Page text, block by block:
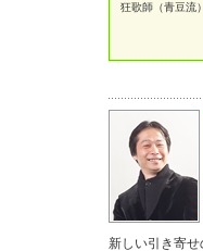
狂歌師（青豆流
新しい引き寄